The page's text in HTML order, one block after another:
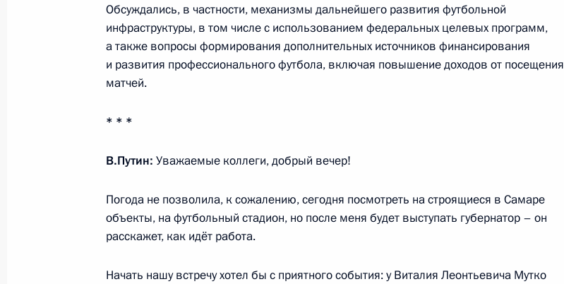
7 декабря 2015 года, 12:00
4 декабря 2015 года, пятница
Назарбаевым
Встреча с главой госкорпорации «Ростех» Сергеем Чемезовым
4 декабря 2015 года, 16:20 Москва, Кремль
Обсуждались, в частности, механизмы дальнейшего развития футбольной
инфраструктуры, в том числе с использованием федеральных целевых программ,
а также вопросы формирования дополнительных источников финансирования
и развития профессионального футбола, включая повышение доходов от посещения
матчей.
* * *
В.Путин: Уважаемые коллеги, добрый вечер!
Погода не позволила, к сожалению, сегодня посмотреть на строящиеся в Самаре
объекты, на футбольный стадион, но после меня будет выступать губернатор – он
расскажет, как идёт работа.
Начать нашу встречу хотел бы с приятного события: у Виталия Леонтьевича Мутко